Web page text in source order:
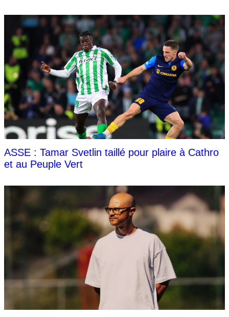
ASSE : Tamar Svetlin taillé pour plaire à Cathro
et au Peuple Vert